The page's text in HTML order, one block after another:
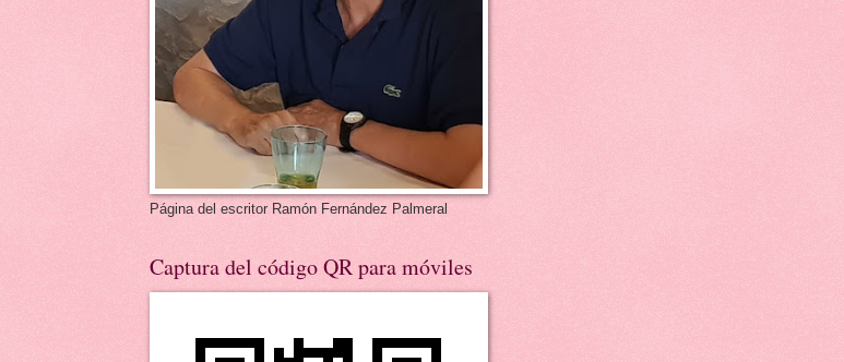
Página del escritor Ramón Fernández Palmeral
Captura del código QR para móviles